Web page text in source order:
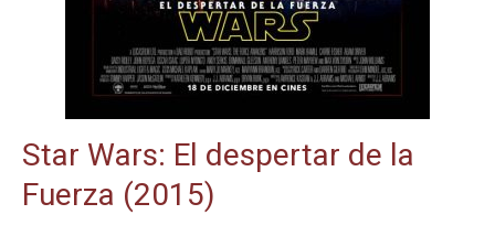
Star Wars: El despertar de la
Fuerza (2015)